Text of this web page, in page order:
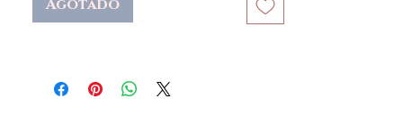
Russisches Echthaar für Haarverlängerungen
Erweiterungen bieten einen luxuriösen Look . Mit
seiner gesunden Beschaffenheit und dem
Agotado